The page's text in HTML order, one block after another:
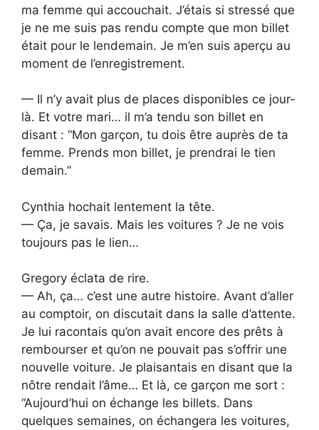
ma femme qui accouchait. J’étais si stressé que
je ne me suis pas rendu compte que mon billet
était pour le lendemain. Je m’en suis aperçu au
moment de l’enregistrement.
— Il n’y avait plus de places disponibles ce jour-
là. Et votre mari… il m’a tendu son billet en
disant : “Mon garçon, tu dois être auprès de ta
femme. Prends mon billet, je prendrai le tien
demain.”
Cynthia hochait lentement la tête.
— Ça, je savais. Mais les voitures ? Je ne vois
toujours pas le lien…
Gregory éclata de rire.
— Ah, ça… c’est une autre histoire. Avant d’aller
au comptoir, on discutait dans la salle d’attente.
Je lui racontais qu’on avait encore des prêts à
rembourser et qu’on ne pouvait pas s’offrir une
nouvelle voiture. Je plaisantais en disant que la
nôtre rendait l’âme… Et là, ce garçon me sort :
“Aujourd’hui on échange les billets. Dans
quelques semaines, on échangera les voitures,